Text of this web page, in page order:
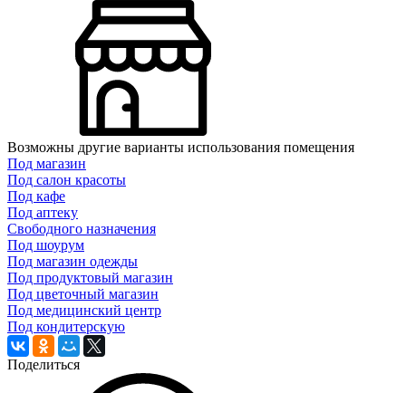
Возможны другие варианты использования помещения
Под магазин
Под салон красоты
Под кафе
Под аптеку
Свободного назначения
Под шоурум
Под магазин одежды
Под продуктовый магазин
Под цветочный магазин
Под медицинский центр
Под кондитерскую
Поделиться